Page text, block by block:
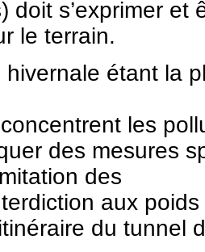
doit s’exprimer et
le terrain.
étant la
les
des mesures
des
aux
du tunnel